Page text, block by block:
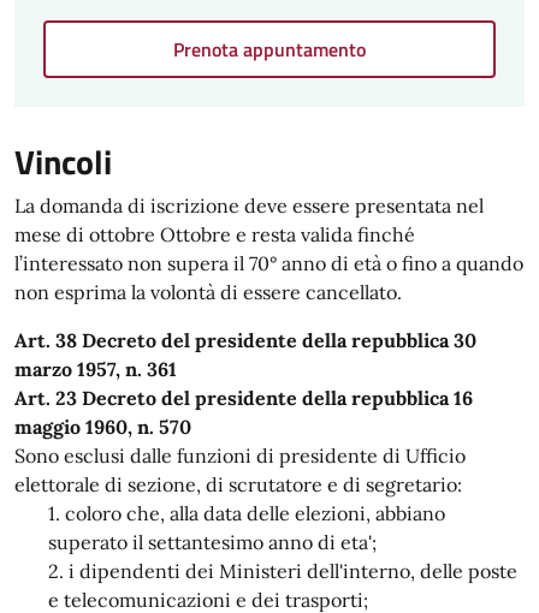
Prenota appuntamento
Vincoli
La domanda di iscrizione deve essere presentata nel
mese di ottobre Ottobre e resta valida finché
l’interessato non supera il 70° anno di età o fino a quando
non esprima la volontà di essere cancellato.
Art. 38 Decreto del presidente della repubblica 30
marzo 1957, n. 361
Art. 23 Decreto del presidente della repubblica 16
maggio 1960, n. 570
Sono esclusi dalle funzioni di presidente di Ufficio
elettorale di sezione, di scrutatore e di segretario:
coloro che, alla data delle elezioni, abbiano
superato il settantesimo anno di eta';
i dipendenti dei Ministeri dell'interno, delle poste
e telecomunicazioni e dei trasporti;